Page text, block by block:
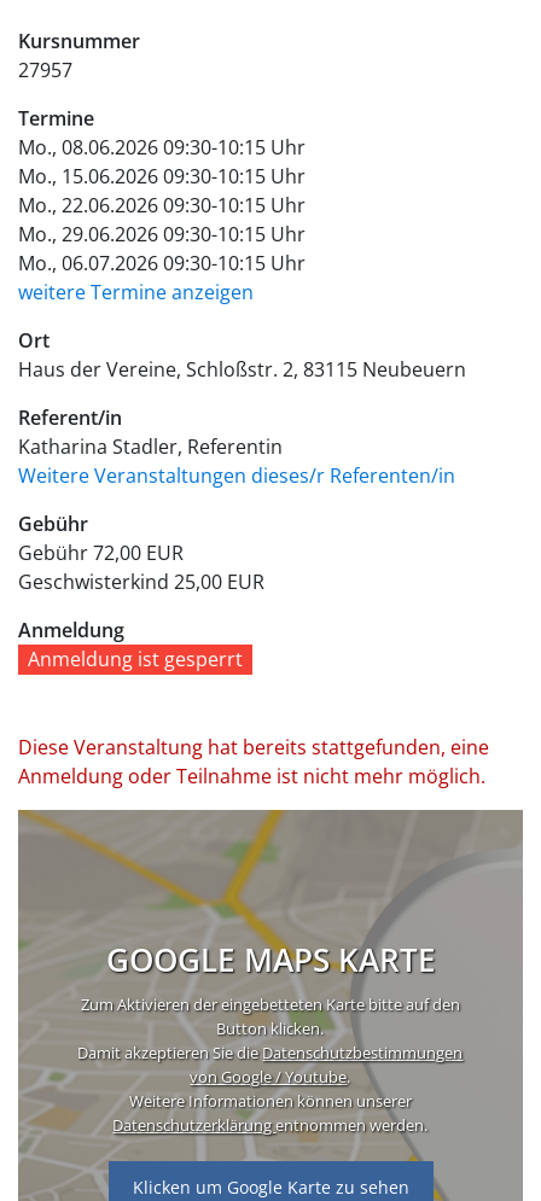
Kursnummer
27957
Termine
Mo., 08.06.2026 09:30-10:15 Uhr
Mo., 15.06.2026 09:30-10:15 Uhr
Mo., 22.06.2026 09:30-10:15 Uhr
Mo., 29.06.2026 09:30-10:15 Uhr
Mo., 06.07.2026 09:30-10:15 Uhr
weitere Termine anzeigen
Ort
Haus der Vereine Schloßstr. 2 83115 Neubeuern
Referent/in
Katharina Stadler, Referentin
Weitere Veranstaltungen dieses/r Referenten/in
Gebühr
Gebühr72,00 EUR
Geschwisterkind 25,00 EUR
Anmeldung
Anmeldung ist gesperrt
Diese Veranstaltung hat bereits stattgefunden, eine
Anmeldung oder Teilnahme ist nicht mehr möglich.
GOOGLE MAPS KARTE
Zum Aktivieren der eingebetteten Karte bitte auf den
Button klicken.
Damit akzeptieren Sie dieDatenschutzbestimmungen
von Google / Youtube.
Weitere Informationen können unserer
Datenschutzerklärungentnommen werden.
Klicken um Google Karte zu sehen